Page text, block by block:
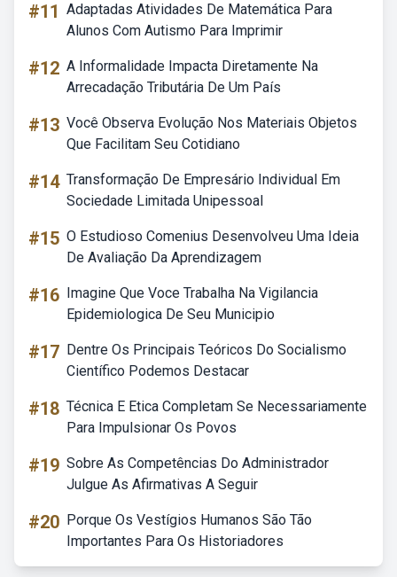
#11 Adaptadas Atividades De Matemática Para
Alunos Com Autismo Para Imprimir
#12 A Informalidade Impacta Diretamente Na
Arrecadação Tributária De Um País
#13 Você Observa Evolução Nos Materiais Objetos
Que Facilitam Seu Cotidiano
#14 Transformação De Empresário Individual Em
Sociedade Limitada Unipessoal
#15 O Estudioso Comenius Desenvolveu Uma Ideia
De Avaliação Da Aprendizagem
#16 Imagine Que Voce Trabalha Na Vigilancia
Epidemiologica De Seu Municipio
#17 Dentre Os Principais Teóricos Do Socialismo
Científico Podemos Destacar
#18 Técnica E Etica Completam Se Necessariamente
Para Impulsionar Os Povos
#19 Sobre As Competências Do Administrador
Julgue As Afirmativas A Seguir
#20 Porque Os Vestígios Humanos São Tão
Importantes Para Os Historiadores